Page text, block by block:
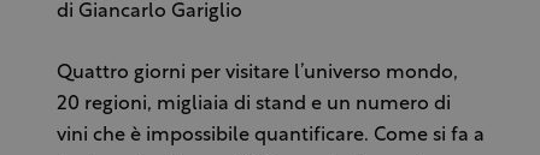
di Giancarlo Gariglio
Quattro giorni per visitare l’universo mondo,
20 regioni, migliaia di stand e un numero di
vini che è impossibile quantificare. Come si fa a